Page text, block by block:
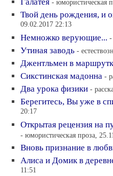
- юмористическая
Твой день рождения, и
09.02.2017 22:13
Немножко верующие... -
Утиная заводь -
Джентльмен в
Сикстинская мадонна -
Два урока физики -
Берегитесь, Вы уже в
20:17
Открытая рецензия на
- юмористическая проза,
Вновь признание в
Алиса и Домик в
11:51